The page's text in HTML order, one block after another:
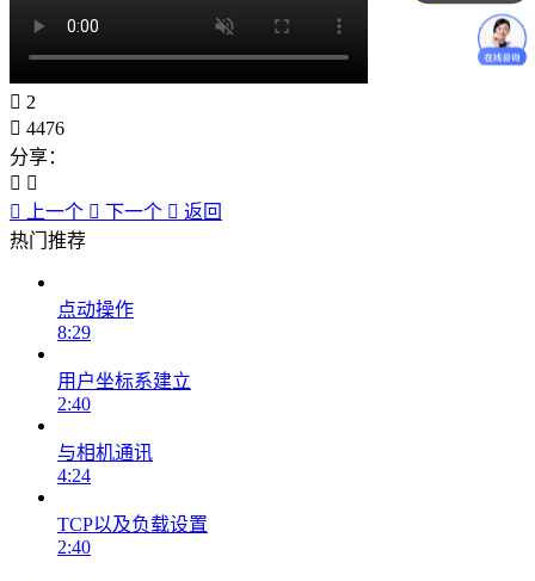
2
4476
分享：
上一个 下一个
返回
热门推荐
点动操作
8:29
用户坐标系建立
2:40
与相机通讯
4:24
TCP以及负载设置
2:40